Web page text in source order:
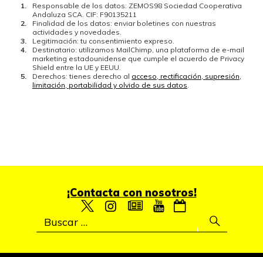
Responsable de los datos: ZEMOS98 Sociedad Cooperativa
Andaluza SCA. CIF: F90135211
Finalidad de los datos: enviar boletines con nuestras
actividades y novedades.
Legitimación: tu consentimiento expreso.
Destinatario: utilizamos MailChimp, una plataforma de e-mail
marketing estadounidense que cumple el acuerdo de Privacy
Shield entre la UE y EEUU.
Derechos: tienes derecho al acceso, rectificación, supresión,
limitación, portabilidad y olvido de sus datos
¡Contacta con nosotros!